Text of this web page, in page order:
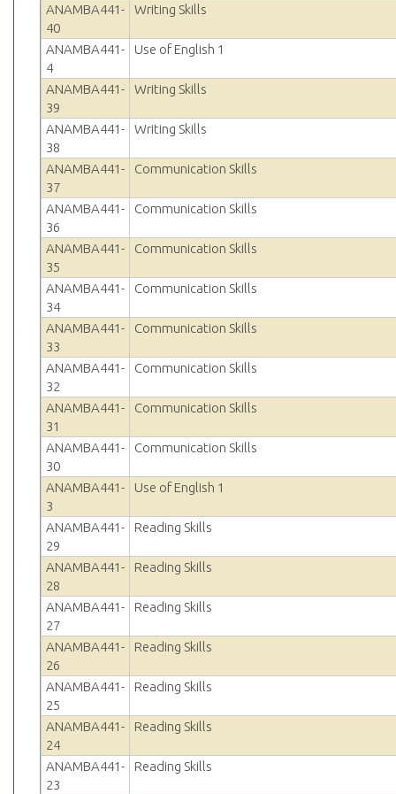
ANAMBA441-
40
Writing Skills
ANAMBA441-
4
Use of English 1
ANAMBA441-
39
Writing Skills
ANAMBA441-
38
Writing Skills
ANAMBA441-
37
Communication Skills
ANAMBA441-
36
Communication Skills
ANAMBA441-
35
Communication Skills
ANAMBA441-
34
Communication Skills
ANAMBA441-
33
Communication Skills
ANAMBA441-
32
Communication Skills
ANAMBA441-
31
Communication Skills
ANAMBA441-
30
Communication Skills
ANAMBA441-
3
Use of English 1
ANAMBA441-
29
Reading Skills
ANAMBA441-
28
Reading Skills
ANAMBA441-
27
Reading Skills
ANAMBA441-
26
Reading Skills
ANAMBA441-
25
Reading Skills
ANAMBA441-
24
Reading Skills
ANAMBA441-
23
Reading Skills